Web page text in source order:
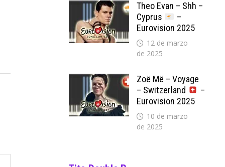
Theo Evan – Shh –
Cyprus
–
Eurovision 2025
12 de marzo
de 2025
Zoë Më – Voyage
– Switzerland
–
Eurovision 2025
10 de marzo
de 2025